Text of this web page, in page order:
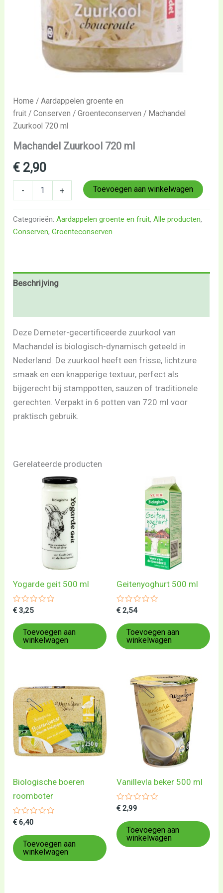
Home /Aardappelen groente en
fruit /Conserven /Groenteconserven / Machandel
Zuurkool 720 ml
Machandel Zuurkool 720 ml
€ 2,90
- + Toevoegen aan winkelwagen
Categorieën:Aardappelen groente en fruit,Alle producten,
Conserven,Groenteconserven
Beschrijving
Deze Demeter-gecertificeerde zuurkool van
Machandel is biologisch-dynamisch geteeld in
Nederland. De zuurkool heeft een frisse, lichtzure
smaak en een knapperige textuur, perfect als
bijgerecht bij stamppotten, sauzen of traditionele
gerechten. Verpakt in 6 potten van 720 ml voor
praktisch gebruik.
Gerelateerde producten
Yogarde geit 500 ml
Gewaardeerd
uit
5
€ 3,25
Toevoegen aan
winkelwagen
Geitenyoghurt 500 ml
Gewaardeerd
uit
5
€ 2,54
Toevoegen aan
winkelwagen
Biologische boeren
roomboter
Gewaardeerd
uit
5
€ 6,40
Toevoegen aan
winkelwagen
Vanillevla beker 500 ml
Gewaardeerd
uit
5
€ 2,99
Toevoegen aan
winkelwagen